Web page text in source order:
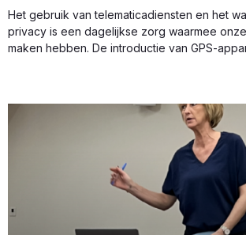
Het gebruik van telematicadiensten en het
privacy is een dagelijkse zorg waarmee
maken hebben. De introductie van GPS-